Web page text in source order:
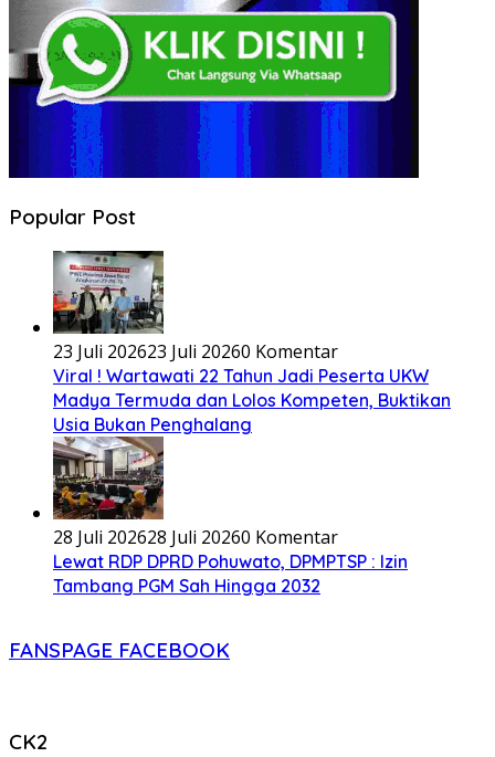
Popular Post
23 Juli 202623 Juli 20260 Komentar
Viral ! Wartawati 22 Tahun Jadi Peserta UKW
Madya Termuda dan Lolos Kompeten, Buktikan
Usia Bukan Penghalang
28 Juli 202628 Juli 20260 Komentar
Lewat RDP DPRD Pohuwato, DPMPTSP : Izin
Tambang PGM Sah Hingga 2032
FANSPAGE FACEBOOK
CK2